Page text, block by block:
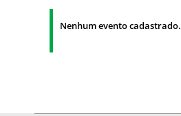
Nenhum evento cadastrado.